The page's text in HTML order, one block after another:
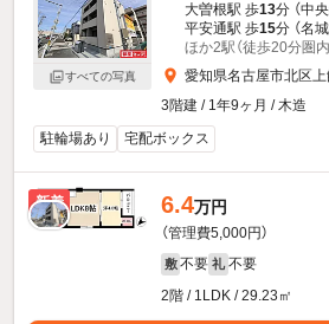
すべての写真
大曽根駅 歩13分 （中
平安通駅 歩15分 （名
ほか2駅（徒歩20分圏内
愛知県名古屋市北区
3階建 / 1年9ヶ月 / 木造
駐輪場あり
宅配ボックス
新着 6.4万円
（管理費5,000円）
敷 不要 礼 不要
2階 / 1LDK / 29.23㎡